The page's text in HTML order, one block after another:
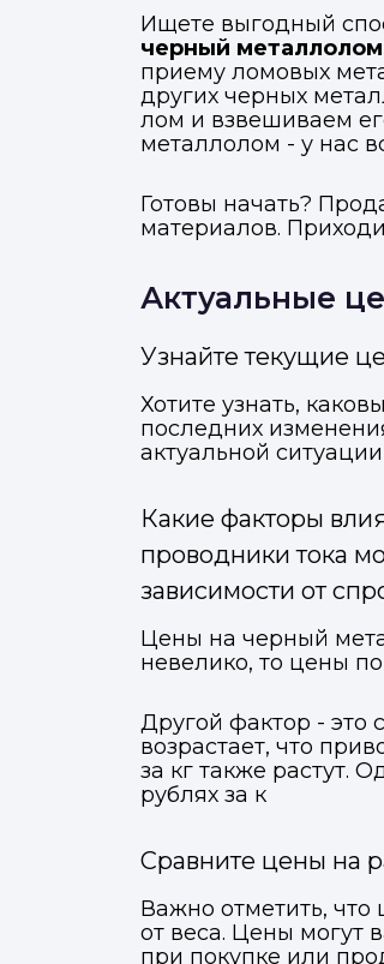
Ищете выгодный
черный металлолом
приему ломовых
других черных
лом и взвешиваем
металлолом - у нас
Готовы начать?
материалов.
Актуальные
Узнайте текущие
Хотите узнать, каковы
последних
актуальной
Какие факторы
проводники тока
зависимости от
Цены на черный
невелико, то цены
Другой фактор - это
возрастает, что
за кг также растут.
рублях за к
Сравните цены на
Важно отметить, что
от веса. Цены могут
при покупке или